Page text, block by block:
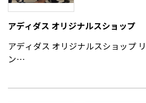
フスタイルブランドとしてのUGG®
アディダス オリジナルスショップ
アディダス オリジナルスショップ
ン